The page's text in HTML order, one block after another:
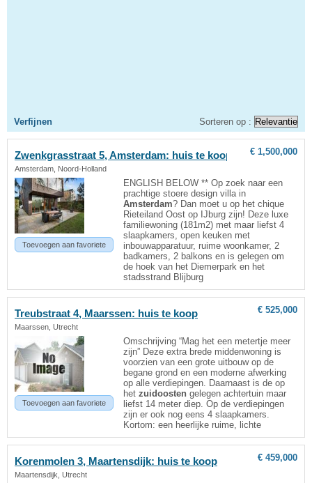
Verfijnen Sorteren op :
Zwenkgrasstraat 5,Amsterdam: huis te koop
Amsterdam, Noord-Holland
€ 1,500,000
Toevoegen aan favoriete
ENGLISH BELOW ** Op zoek naar een
prachtige stoere design villa in
Amsterdam? Dan moet u op het chique
Rieteiland Oost op IJburg zijn! Deze luxe
familiewoning (181m2) met maar liefst 4
slaapkamers, open keuken met
inbouwapparatuur, ruime woonkamer, 2
badkamers, 2 balkons en is gelegen om
de hoek van het Diemerpark en het
stadsstrand Blijburg
Treubstraat 4, Maarssen: huis te koop
Maarssen, Utrecht
€ 525,000
Toevoegen aan favoriete
Omschrijving “Mag het een metertje meer
zijn” Deze extra brede middenwoning is
voorzien van een grote uitbouw op de
begane grond en een moderne afwerking
op alle verdiepingen. Daarnaast is de op
hetzuidoosten gelegen achtertuin maar
liefst 14 meter diep. Op de verdiepingen
zijn er ook nog eens 4 slaapkamers.
Kortom: een heerlijke ruime, lichte
Korenmolen 3, Maartensdijk: huis te koop
Maartensdijk, Utrecht
€ 459,000